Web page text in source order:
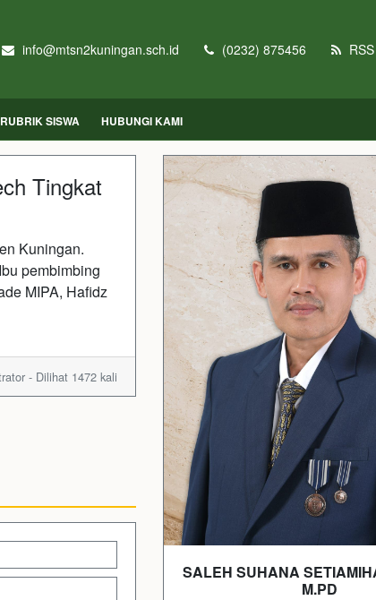
info@mtsn2kuningan.sch.id (0232) 875456 RSS
RUBRIK SISWA HUBUNGI KAMI
Tingkat
Kuningan.
pembimbing
MIPA, Hafidz
- Dilihat 1472 kali
SALEH SUHANA
M.PD